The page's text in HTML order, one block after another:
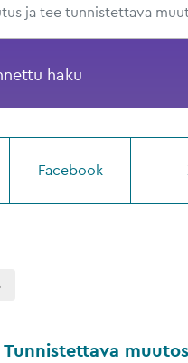
haku
Facebook
Tunnistettava